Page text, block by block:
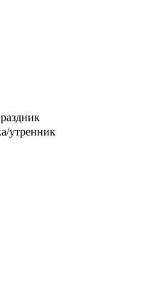
утренник